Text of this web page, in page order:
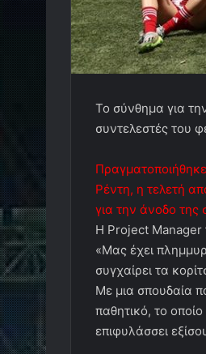
To σύνθημα για
συντελεστές του
Ρέντη, η τελετή
για την άνοδο της
Η Project Manager
«Μας έχει
συγχαίρει τα
Με μια σπουδαία
παθητικό, το
επιφυλάσσει